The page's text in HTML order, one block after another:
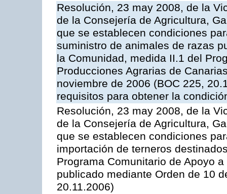
Resolución, 23 may 2008, de la
de la Consejería de Agricultura,
que se establecen condiciones
suministro de animales de razas
la Comunidad, medida II.1 del
Producciones Agrarias de
noviembre de 2006 (BOC 225,
requisitos para obtener la
Resolución, 23 may 2008, de la
de la Consejería de Agricultura,
que se establecen condiciones
importación de terneros
Programa Comunitario de Apoyo
publicado mediante Orden de 10
20.11.2006)